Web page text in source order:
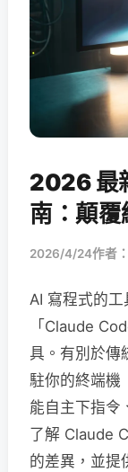
2026 最
南：顛覆
2026/4/24作者：
AI 寫程式的
「Claude
具。有別於傳
駐你的終端機
能自主下指令
了解 Claude
的差異，並提